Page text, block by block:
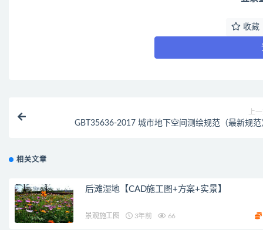
收藏
上
GBT35636-2017 城市地下空间测绘规范（最新规范
相关文章
后滩湿地【CAD施工图+方案+实景】
景观施工图 3年前 66